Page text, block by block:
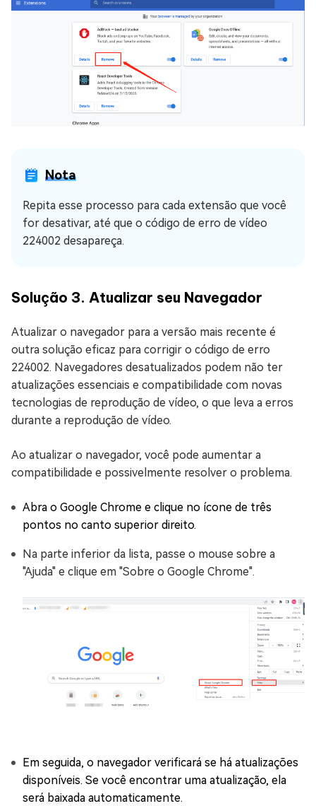
Nota
Repita esse processo para cada extensão que você
for desativar, até que o código de erro de vídeo
224002 desapareça.
Solução 3. Atualizar seu Navegador
Atualizar o navegador para a versão mais recente é
outra solução eficaz para corrigir o código de erro
224002. Navegadores desatualizados podem não ter
atualizações essenciais e compatibilidade com novas
tecnologias de reprodução de vídeo, o que leva a erros
durante a reprodução de vídeo.
Ao atualizar o navegador, você pode aumentar a
compatibilidade e possivelmente resolver o problema.
Abra o Google Chrome e clique no ícone de três
pontos no canto superior direito.
Na parte inferior da lista, passe o mouse sobre a
"Ajuda" e clique em "Sobre o Google Chrome".
Em seguida, o navegador verificará se há atualizações
disponíveis. Se você encontrar uma atualização, ela
será baixada automaticamente.